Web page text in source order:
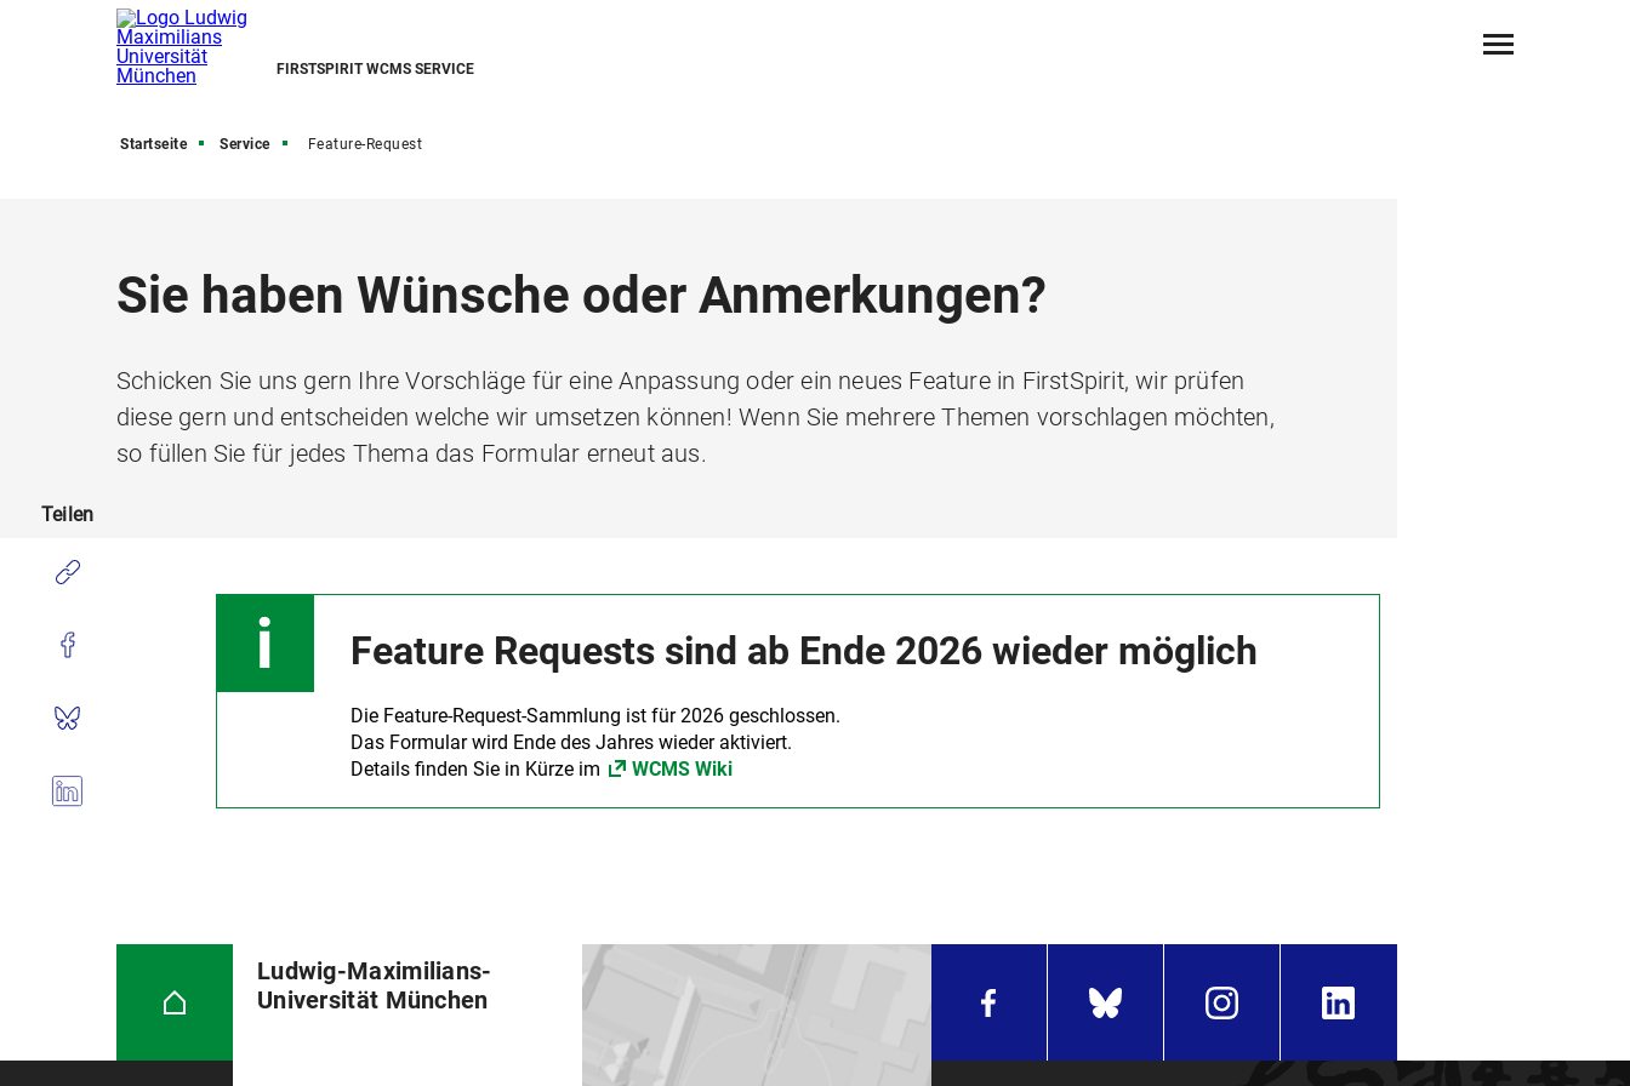
FIRSTSPIRIT WCMS SERVICE
Startseite Service Feature-Request
Sie haben Wünsche oder Anmerkungen?
Schicken Sie uns gern Ihre Vorschläge für eine Anpassung oder ein neues Feature in FirstSpirit, wir prüfen
diese gern und entscheiden welche wir umsetzen können! Wenn Sie mehrere Themen vorschlagen möchten,
so füllen Sie für jedes Thema das Formular erneut aus.
Feature Requests sind ab Ende 2026 wieder möglich
Die Feature-Request-Sammlung ist für 2026 geschlossen.
Das Formular wird Ende des Jahres wieder aktiviert.
Details finden Sie in Kürze im
WCMS Wiki
Teilen
Ludwig-Maximilians-
Universität München